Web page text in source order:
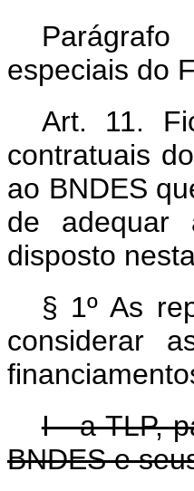
especiais do
Art. 11.
contratuais
ao BNDES
de adequar
disposto
§ 1º As
considerar
I - a TLP,
BNDES e